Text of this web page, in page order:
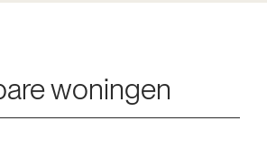
woningen